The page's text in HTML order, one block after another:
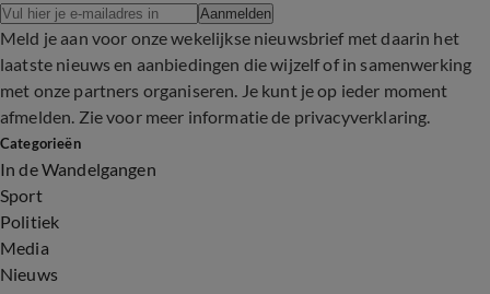
Aanmelden
Meld je aan voor onze wekelijkse nieuwsbrief met daarin het
laatste nieuws en aanbiedingen die wijzelf of in samenwerking
met onze partners organiseren. Je kunt je op ieder moment
afmelden. Zie voor meer informatie de privacyverklaring.
Categorieën
In de Wandelgangen
Sport
Politiek
Media
Nieuws